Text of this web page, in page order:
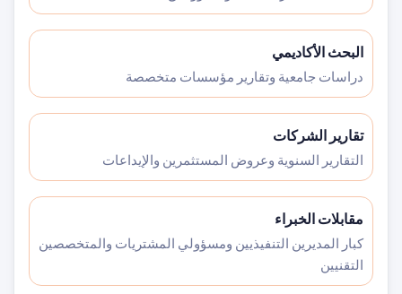
البحث الأكاديمي
دراسات جامعية وتقارير مؤسسات متخصصة
تقارير الشركات
التقارير السنوية وعروض المستثمرين والإيداعات
مقابلات الخبراء
كبار المديرين التنفيذيين ومسؤولي المشتريات والمتخصصين
التقنيين